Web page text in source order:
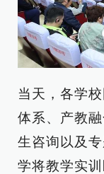
当天，各学
体系、产教
生咨询以及
学将教学实